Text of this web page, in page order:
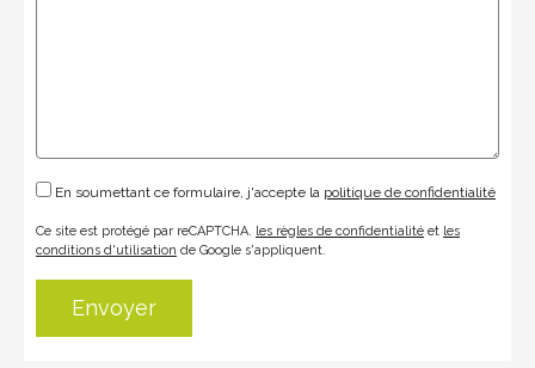
En soumettant ce formulaire, j'accepte la politique de confidentialité
Ce site est protégé par reCAPTCHA. les règles de confidentialité et les
conditions d'utilisation de Google s'appliquent.